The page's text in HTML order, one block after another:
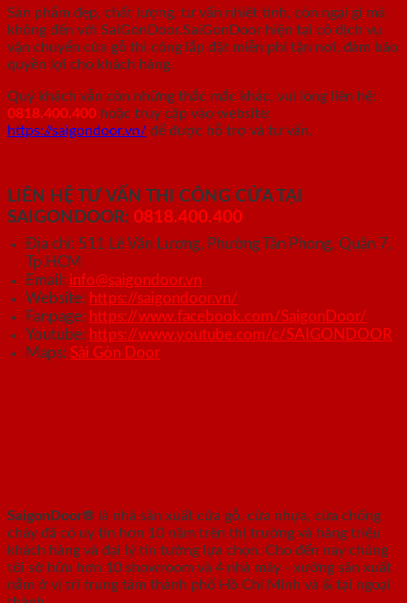
Sản phẩm đẹp, chất lượng, tư vấn nhiệt tình, còn ngại gì mà
không đến với SaiGonDoor.SaiGonDoor hiện tại có dịch vụ
vận chuyển cửa gỗ thi công lắp đặt miễn phí tận nơi, đảm bảo
quyền lợi cho khách hàng.
Quý khách vẫn còn những thắc mắc khác, vui lòng liên hệ:
0818.400.400 hoặc truy cập vào website:
https://saigondoor.vn/ để được hỗ trợ và tư vấn.
LIÊN HỆ TƯ VẤN THI CÔNG CỬA TẠI
SAIGONDOOR: 0818.400.400
Địa chỉ: 511 Lê Văn Lương, Phường Tân Phong, Quận 7,
Tp.HCM
Email: info@saigondoor.vn
Website: https://saigondoor.vn/
Fanpage: https://www.facebook.com/SaigonDoor/
Youtube: https://www.youtube.com/c/SAIGONDOOR
Maps: Sài Gòn Door
SaigonDoor® là nhà sản xuất cửa gỗ, cửa nhựa, cửa chống
cháy đã có uy tín hơn 10 năm trên thị trường và hàng triệu
khách hàng và đại lý tin tưởng lựa chọn. Cho đến nay chúng
tôi sở hữu hơn 10 showroom và 4 nhà máy - xưởng sản xuất
nằm ở vị trí trung tâm thành phố Hồ Chí Minh và & tại ngoại